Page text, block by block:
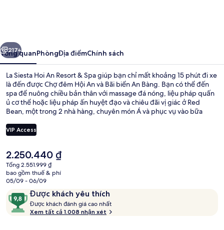
Resort
&
Spa
Tiếp
217+
Tổng quanPhòngĐịa điểmChính sách
La Siesta Hoi An Resort & Spa giúp bạn chỉ mất khoảng 15 phút đi xe
là đến được Chợ đêm Hội An và Bãi biển An Bàng. Bạn có thể đến
spa để nuông chiều bản thân với massage đá nóng, liệu pháp quấn
ủ cơ thể hoặc liệu pháp ấn huyệt đạo và chiêu đãi vị giác ở Red
Bean, một trong 2 nhà hàng, chuyên món Á và phục vụ vào bữa
sạn sang trọng này bao gồm 4 hồ bơi ngoài trời, quán bar cạnh hồ
bơi và trung tâm thể thao. Du khách đánh giá cao hồ bơi và nhân
VIP Access
Giá
hiện
tại
là
2.250.440 ₫
2.250.440 ₫
Tổng 2.551.999 ₫
bao gồm thuế & phí
05/09 - 06/09
Nhận
xét
Được khách yêu thích
9,8
trên
10,
Được khách đánh giá cao nhất
Xem tất cả 1.008 nhận xét